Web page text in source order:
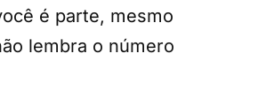
é parte, mesmo
lembra o número